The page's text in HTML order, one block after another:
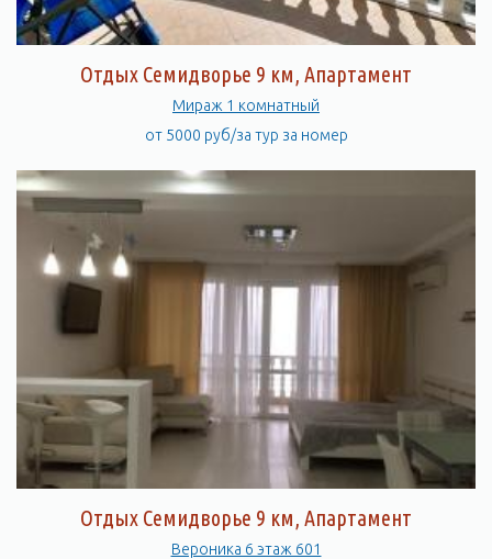
Отдых Семидворье 9 км, Апартамент
Мираж 1 комнатный
от 5000 руб/за тур за номер
Отдых Семидворье 9 км, Апартамент
Вероника 6 этаж 601